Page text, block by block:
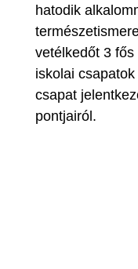
hatodik
vetélkedőt 3
iskolai
csapat
pontjairól.